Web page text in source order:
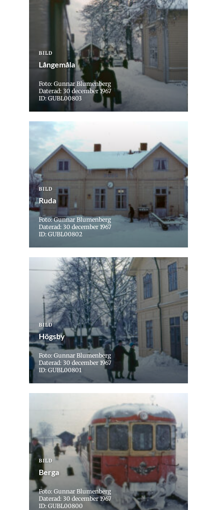
BILD
Långemåla
Foto: Gunnar Blumenberg
Daterad: 30 december 1967
ID: GUBL00803
BILD
Ruda
Foto: Gunnar Blumenberg
Daterad: 30 december 1967
ID: GUBL00802
BILD
Högsby
Foto: Gunnar Blumenberg
Daterad: 30 december 1967
ID: GUBL00801
BILD
Berga
Foto: Gunnar Blumenberg
Daterad: 30 december 1967
ID: GUBL00800